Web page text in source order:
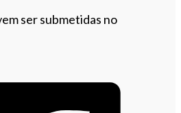
ser submetidas no